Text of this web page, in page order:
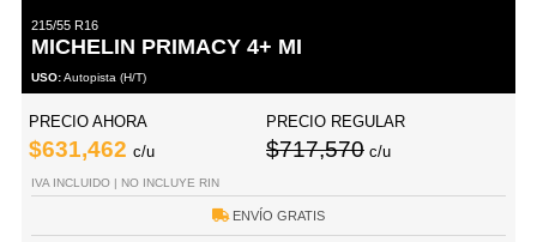
215/55 R16
MICHELIN PRIMACY 4+ MI
USO:Autopista (H/T)
PRECIO AHORA
$631,462 c/u
PRECIO REGULAR
$717,570 c/u
IVA INCLUIDO | NO INCLUYE RIN
ENVÍO GRATIS